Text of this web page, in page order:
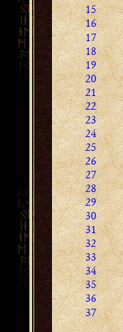
15
16
17
18
19
20
21
22
23
24
25
26
27
28
29
30
31
32
33
34
35
36
37